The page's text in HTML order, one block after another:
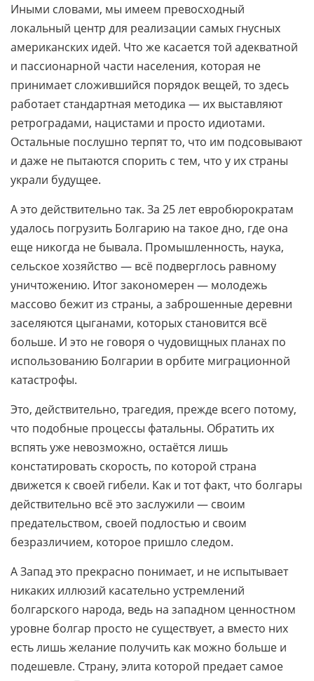
Иными словами, мы имеем превосходный
локальный центр для реализации самых гнусных
американских идей. Что же касается той адекватной
и пассионарной части населения, которая не
принимает сложившийся порядок вещей, то здесь
работает стандартная методика — их выставляют
ретроградами, нацистами и просто идиотами.
Остальные послушно терпят то, что им подсовывают
и даже не пытаются спорить с тем, что у их страны
украли будущее.
А это действительно так. За 25 лет евробюрократам
удалось погрузить Болгарию на такое дно, где она
еще никогда не бывала. Промышленность, наука,
сельское хозяйство — всё подверглось равному
уничтожению. Итог закономерен — молодежь
массово бежит из страны, а заброшенные деревни
заселяются цыганами, которых становится всё
больше. И это не говоря о чудовищных планах по
использованию Болгарии в орбите миграционной
катастрофы.
Это, действительно, трагедия, прежде всего потому,
что подобные процессы фатальны. Обратить их
вспять уже невозможно, остаётся лишь
констатировать скорость, по которой страна
движется к своей гибели. Как и тот факт, что болгары
действительно всё это заслужили — своим
предательством, своей подлостью и своим
безразличием, которое пришло следом.
А Запад это прекрасно понимает, и не испытывает
никаких иллюзий касательно устремлений
болгарского народа, ведь на западном ценностном
уровне болгар просто не существует, а вместо них
есть лишь желание получить как можно больше и
подешевле. Страну, элита которой предает самое